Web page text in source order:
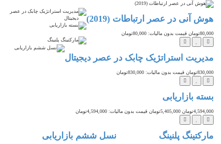
هوش آنی در عصر ارتباطات (2019)
80,000تومان قیمت بدون مالیات: 80,000تومان
مدیریت استراتژیک چابک در عصر دیجیتال
830,000تومان قیمت بدون مالیات: 830,000تومان
بسته بازاریابی
4,594,000تومان 5,405,000تومان قیمت بدون مالیات: 4,594,000تومان
مارکتینگ پلنینگ نسل ششم بازاریابی